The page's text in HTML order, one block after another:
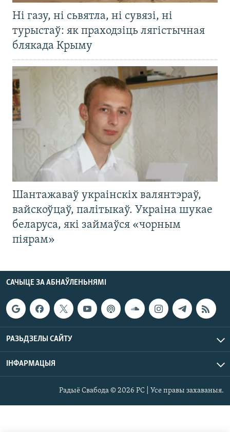
Ні газу, ні сьвятла, ні сувязі, ні
турыстаў: як праходзіць лягістычная
блякада Крыму
Шантажаваў украінскіх валянтэраў,
вайскоўцаў, палітыкаў. Украіна шукае
беларуса, які займаўся «чорным
піярам»
САЧЫЦЕ ЗА АБНАЎЛЕНЬНЯМІ
РАЗЬДЗЕЛЫ САЙТУ
ІНФАРМАЦЫЯ
Радыё Свабода © 2026 РС | Усе правы захаваныя.